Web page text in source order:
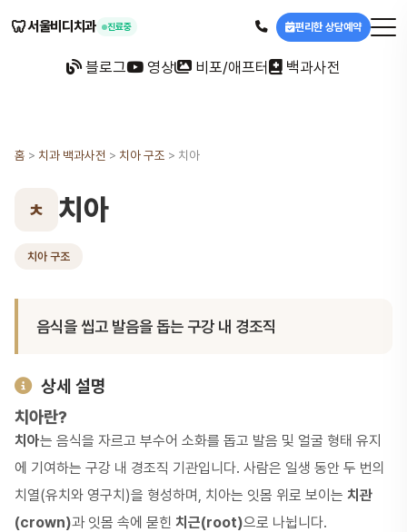
🦷서울비디치과 진료중 편리한 상담예약
블로그 영상 비포/애프터 백과사전
홈 > 치과 백과사전 > 치아 구조 > 치아
ㅊ 치아
치아 구조
음식을 씹고 발음을 돕는 구강 내 경조직
상세 설명
치아란?
치아는 음식을 자르고 부수어 소화를 돕고 발음 및 얼굴 형태 유지
에 기여하는 구강 내 경조직 기관입니다. 사람은 일생 동안 두 번의
치열(유치와 영구치)을 형성하며, 치아는 잇몸 위로 보이는 치관
(crown)과 잇몸 속에 묻힌 치근(root)으로 나뉩니다.